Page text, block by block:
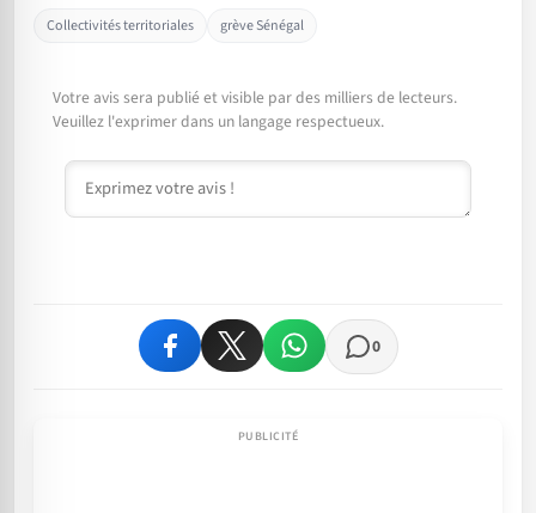
Collectivités territoriales grève Sénégal
Votre avis sera publié et visible par des milliers de lecteurs.
Veuillez l'exprimer dans un langage respectueux.
Commentaire
0